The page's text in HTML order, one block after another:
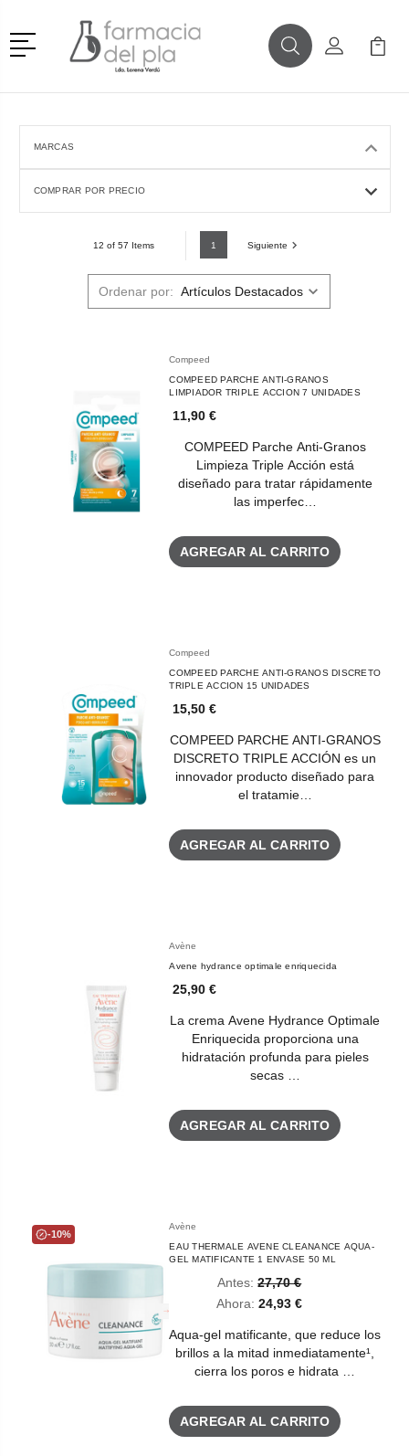
Menú
BuscarMi Cuenta
Mi
MARCAS
COMPRAR POR PRECIO
12 of 57 Items 1 Siguiente
Ordenar por:
Compeed
COMPEED PARCHE ANTI-GRANOS
LIMPIADOR TRIPLE ACCION 7 UNIDADES
11,90 €
COMPEED Parche Anti-Granos
Limpieza Triple Acción está
diseñado para tratar rápidamente
las imperfec…
AGREGAR AL CARRITO
Compeed
COMPEED PARCHE ANTI-GRANOS DISCRETO
TRIPLE ACCION 15 UNIDADES
15,50 €
COMPEED PARCHE ANTI-GRANOS
DISCRETO TRIPLE ACCIÓN es un
innovador producto diseñado para
el tratamie…
AGREGAR AL CARRITO
Avène
Avene hydrance optimale enriquecida
25,90 €
La crema Avene Hydrance Optimale
Enriquecida proporciona una
hidratación profunda para pieles
secas …
AGREGAR AL CARRITO
-10%
Avène
EAU THERMALE AVENE CLEANANCE AQUA-
GEL MATIFICANTE 1 ENVASE 50 ML
Ahora: 24,93 €
Antes: 27,70 €
Aqua-gel matificante, que reduce los
brillos a la mitad inmediatamente¹,
cierra los poros e hidrata …
AGREGAR AL CARRITO